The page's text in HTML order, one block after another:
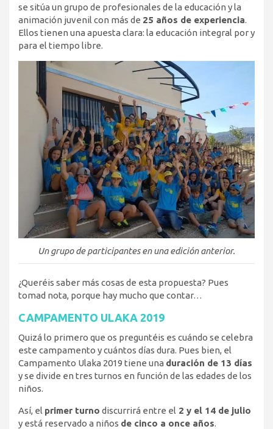
se sitúa un grupo de profesionales de la educación y la
animación juvenil con más de 25 años de experiencia.
Ellos tienen una apuesta clara: la educación integral por y
para el tiempo libre.
Un grupo de participantes en una edición anterior.
¿Queréis saber más cosas de esta propuesta? Pues
tomad nota, porque hay mucho que contar…
CAMPAMENTO ULAKA 2019
Quizá lo primero que os preguntéis es cuándo se celebra
este campamento y cuántos días dura. Pues bien, el
Campamento Ulaka 2019 tiene una duración de 13 días
y se divide en tres turnos en función de las edades de los
niños.
Así, el primer turno discurrirá entre el 2 y el 14 de julio
y está reservado a niños de cinco a once años.